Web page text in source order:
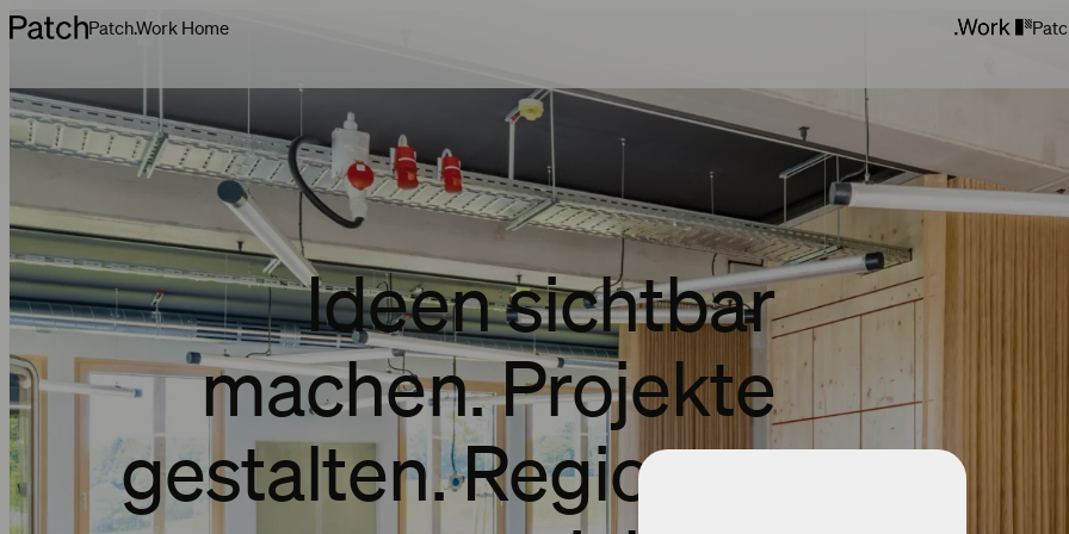
Patch.Work Home
Ideen sichtbar
machen. Projekte
gestalten. Regionen